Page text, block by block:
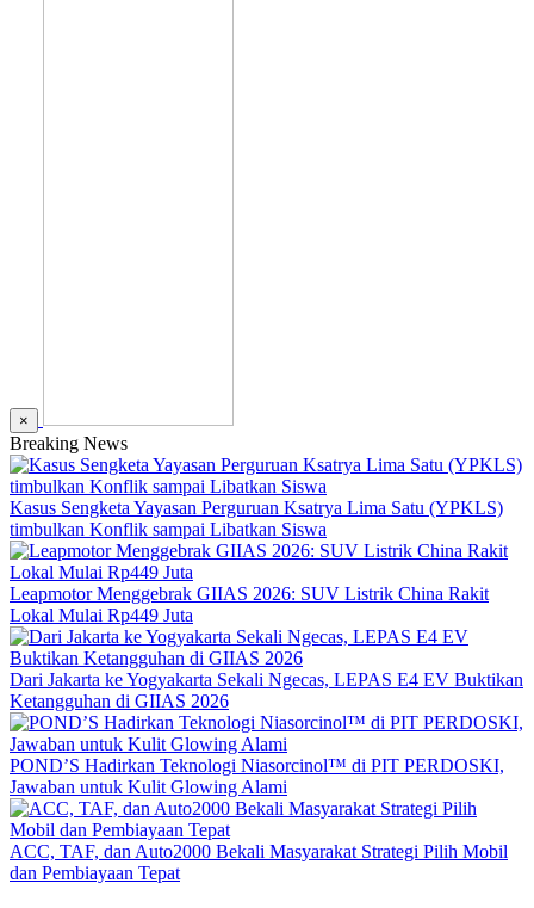
×
Breaking News
Kasus Sengketa Yayasan Perguruan Ksatrya Lima Satu (YPKLS)
timbulkan Konflik sampai Libatkan Siswa
Leapmotor Menggebrak GIIAS 2026: SUV Listrik China Rakit
Lokal Mulai Rp449 Juta
Dari Jakarta ke Yogyakarta Sekali Ngecas, LEPAS E4 EV Buktikan
Ketangguhan di GIIAS 2026
POND’S Hadirkan Teknologi Niasorcinol™ di PIT PERDOSKI,
Jawaban untuk Kulit Glowing Alami
ACC, TAF, dan Auto2000 Bekali Masyarakat Strategi Pilih Mobil
dan Pembiayaan Tepat